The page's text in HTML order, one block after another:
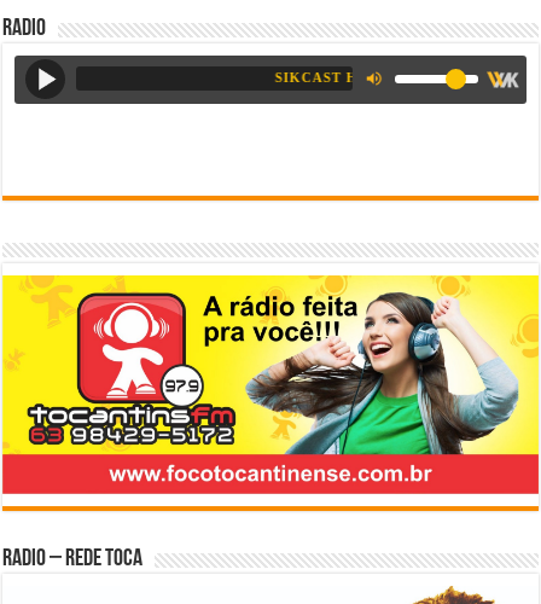
Radio
Radio – Rede Toca